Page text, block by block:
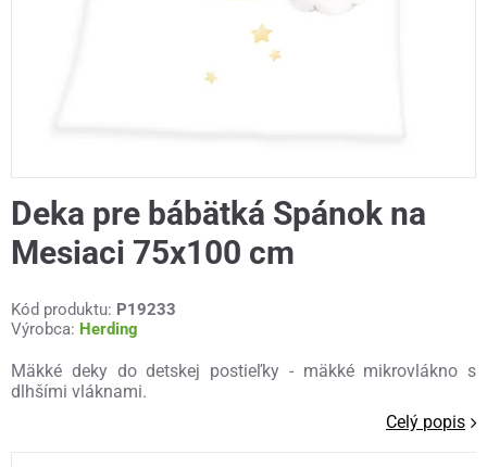
Deka pre bábätká Spánok na
Mesiaci 75x100 cm
Kód produktu: P19233
Výrobca: Herding
Mäkké deky do detskej postieľky - mäkké mikrovlákno s
dlhšími vláknami.
Celý popis